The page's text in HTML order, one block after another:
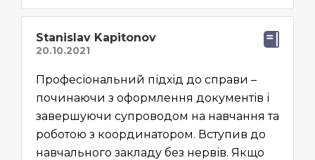
допоможе комусь обрати компанію для
Європи
Stanislav Kapitonov
Професіональний підхід до справи –
починаючи з оформлення документів і
завершуючи супроводом на навчання та
роботою з координатором. Вступив до
навчального закладу без нервів. Якщо